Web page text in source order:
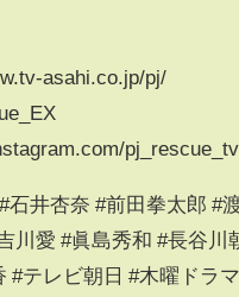
asahi.co.jp/pj/
井杏奈 #前田拳太郎 #
川愛 #眞島秀和 #長谷川
#テレビ朝日 #木曜ドラ